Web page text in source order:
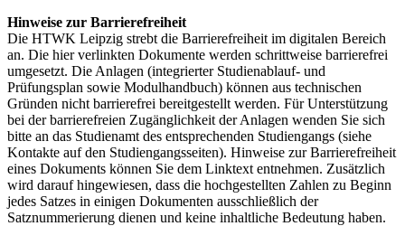
Hinweise zur Barrierefreiheit
Die HTWK Leipzig strebt die Barrierefreiheit im digitalen Bereich
an. Die hier verlinkten Dokumente werden schrittweise barrierefrei
umgesetzt. Die Anlagen (integrierter Studienablauf- und
Prüfungsplan sowie Modulhandbuch) können aus technischen
Gründen nicht barrierefrei bereitgestellt werden. Für Unterstützung
bei der barrierefreien Zugänglichkeit der Anlagen wenden Sie sich
bitte an das Studienamt des entsprechenden Studiengangs (siehe
Kontakte auf den Studiengangsseiten). Hinweise zur Barrierefreiheit
eines Dokuments können Sie dem Linktext entnehmen. Zusätzlich
wird darauf hingewiesen, dass die hochgestellten Zahlen zu Beginn
jedes Satzes in einigen Dokumenten ausschließlich der
Satznummerierung dienen und keine inhaltliche Bedeutung haben.